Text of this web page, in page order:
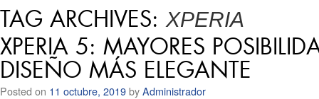
TAG ARCHIVES:XPERIA
XPERIA 5: MAYORES
DISEÑO MÁS ELEGANTE
Posted on 11 octubre, 2019byAdministrador